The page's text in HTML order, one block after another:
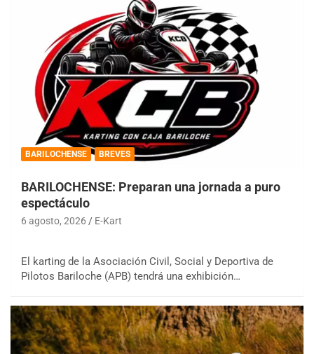
BARILOCHENSE BREVES
BARILOCHENSE: Preparan una jornada a puro
espectáculo
6 agosto, 2026 E-Kart
El karting de la Asociación Civil, Social y Deportiva de
Pilotos Bariloche (APB) tendrá una exhibición…